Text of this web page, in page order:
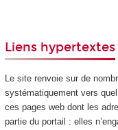
Liens hypertextes
Le site renvoie sur de
systématiquement vers
ces pages web dont les
partie du portail : elles